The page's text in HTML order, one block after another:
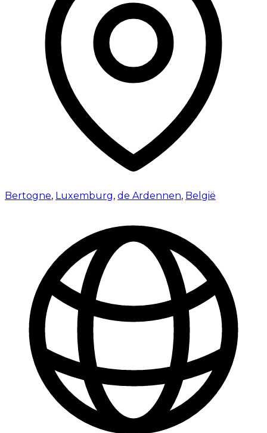
Bertogne, Luxemburg, de Ardennen, België